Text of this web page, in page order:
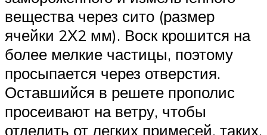
вещества через сито (размер
ячейки 2Х2 мм). Воск крошится на
более мелкие частицы, поэтому
просыпается через отверстия.
Оставшийся в решете прополис
просеивают на ветру, чтобы
отделить от легких примесей, таких,